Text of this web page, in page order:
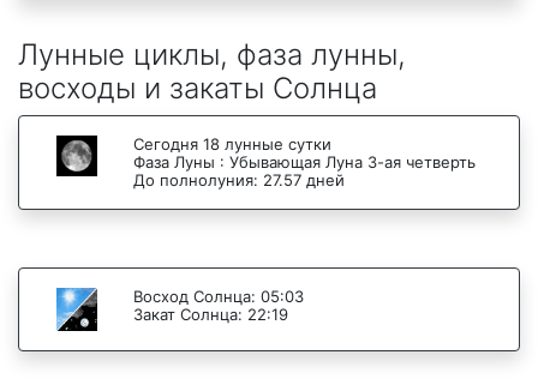
Лунные циклы, фаза лунны,
восходы и закаты Солнца
Сегодня 18 лунные сутки
Фаза Луны : Убывающая Луна 3-ая четверть
До полнолуния: 27.57 дней
Восход Солнца: 05:03
Закат Солнца: 22:19